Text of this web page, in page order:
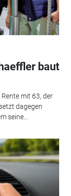
baut
mit 63, der
dagegen
seine...